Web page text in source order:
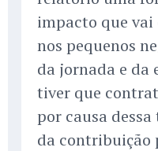
impacto que
nos pequenos
da jornada e da
tiver que
por causa
da contribuição